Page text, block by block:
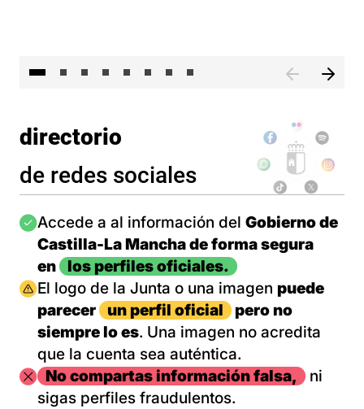
directorio
de redes sociales
Imagen
Accede a al información del Gobierno de
Castilla-La Mancha de forma segura
en
los perfiles oficiales.
Imagen
El logo de la Junta o una imagen puede
parecer
un perfil oficial
pero no
siempre lo es. Una imagen no acredita
que la cuenta sea auténtica.
ImagenNo compartas información falsa,
ni
sigas perfiles fraudulentos.